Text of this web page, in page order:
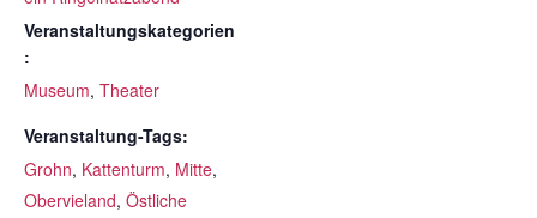
Veranstaltungskategorien
:
Museum, Theater
Veranstaltung-Tags:
Grohn, Kattenturm, Mitte,
Obervieland, Östliche